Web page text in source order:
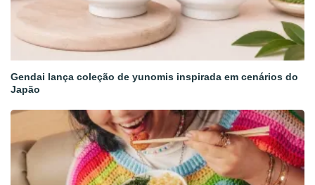
Gendai lança coleção de yunomis inspirada em cenários do
Japão